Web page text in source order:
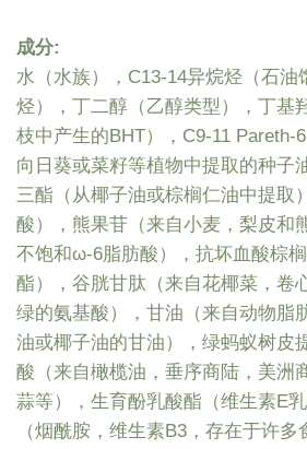
成分:
水（水族），C13-14异烷烃（石油
烃），丁二醇（乙醇类型），丁基
枝中产生的BHT），C9-11 Pareth-
向日葵或菜籽等植物中提取的种子
三酯（从椰子油或棕榈仁油中提取
酸），熊果苷（来自小麦，梨皮和
不饱和ω-6脂肪酸），抗坏血酸棕
酯），谷胱甘肽（来自花椰菜，卷
绿的氨基酸），甘油（来自动物脂
油或椰子油的甘油），绿蚂蚁树皮
酸（来自橄榄油，垂序商陆，美洲
蒜等），生育酚乳酸酯（维生素E
（烟酰胺，维生素B3，存在于许多